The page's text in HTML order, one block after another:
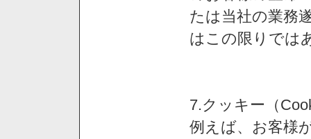
たは当社の業務
はこの限りでは
7.クッキー（
例えば、お客様